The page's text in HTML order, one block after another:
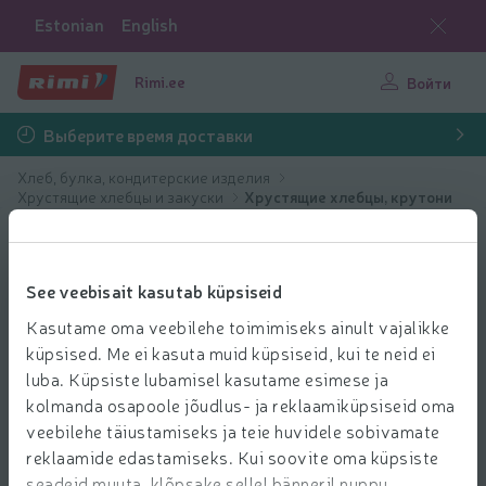
See veebisait kasutab küpsiseid
Kasutame oma veebilehe toimimiseks ainult vajalikke
küpsised. Me ei kasuta muid küpsiseid, kui te neid ei
luba. Küpsiste lubamisel kasutame esimese ja
kolmanda osapoole jõudlus- ja reklaamiküpsiseid oma
veebilehe täiustamiseks ja teie huvidele sobivamate
reklaamide edastamiseks. Kui soovite oma küpsiste
Estonian English
Rimi.ee Войти
Выберите время доставки
Хлеб, булка, кондитерские изделия
Хрустящие хлебцы и закуски
Хрустящие хлебцы, крутони